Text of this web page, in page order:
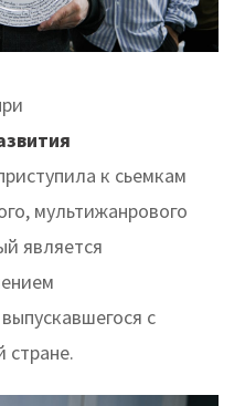
к сьемкам
мультижанрового
является
выпускавшегося с
стране.